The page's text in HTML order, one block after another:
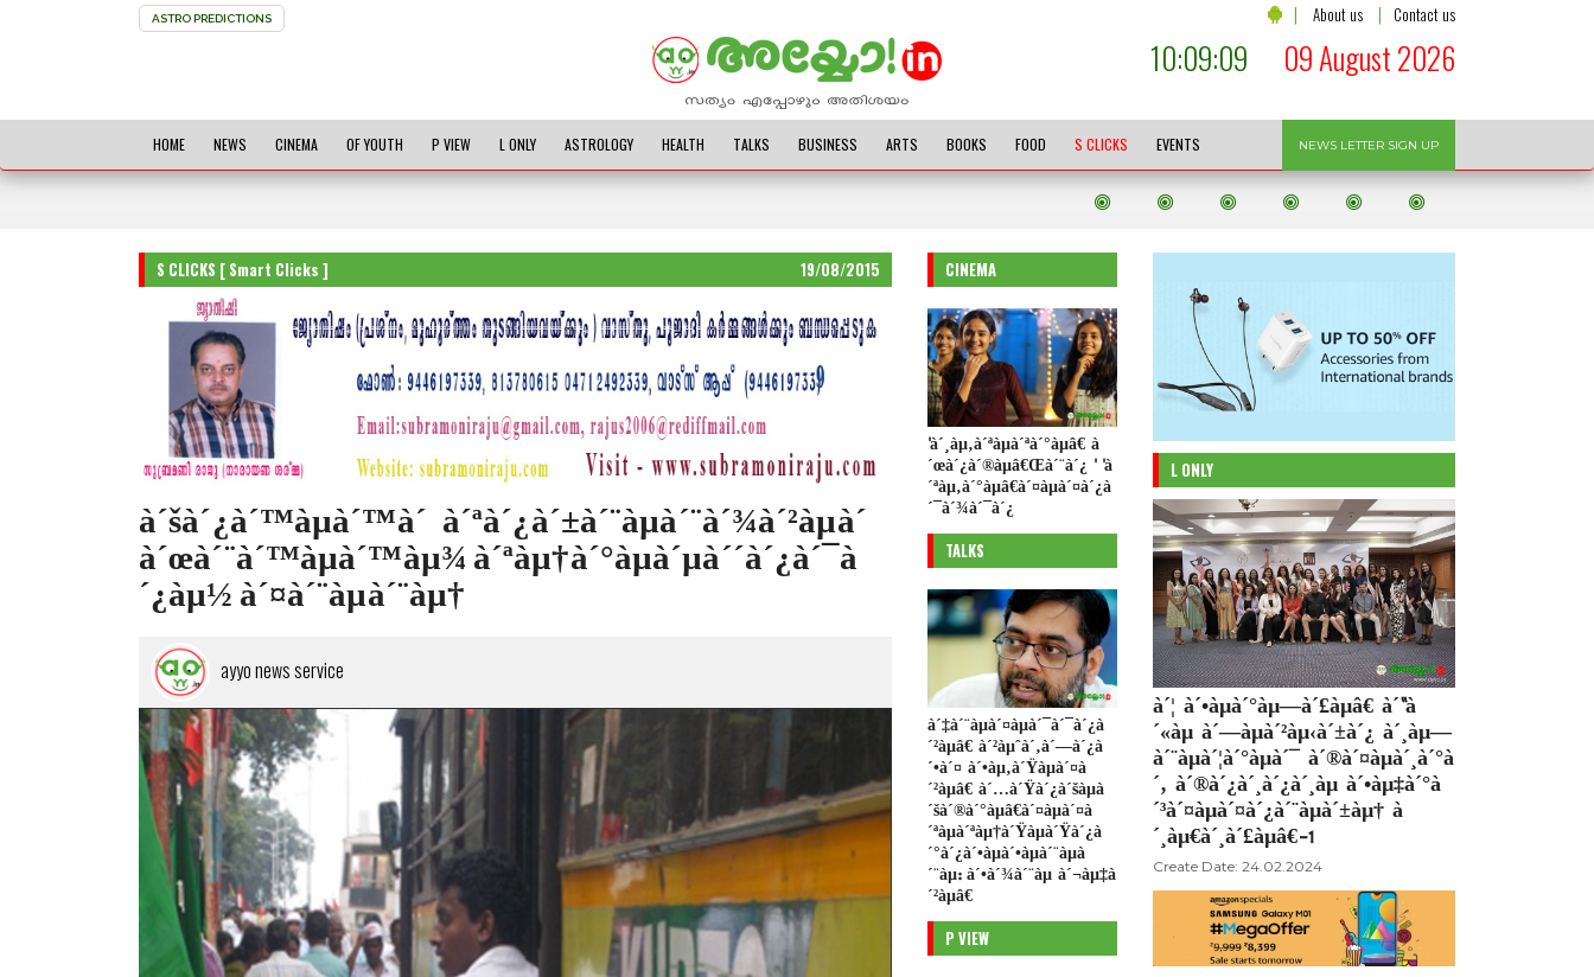
| About us | Contact us
ASTRO PREDICTIONS
10:09:10 09 August 2026
HOME NEWS CINEMA OF YOUTH P VIEW L ONLY ASTROLOGY HEALTH TALKS BUSINESS ARTS BOOKS FOOD S CLICKS EVENTS NEWS LETTER SIGN UP
S CLICKS [ Smart Clicks ] 19/08/2015
à´šà´¿à´™àµà´™à´‚ à´ªà´¿à´±à´¨àµà´¨à´¾à´²àµà´‚
à´œà´¨à´™àµà´™àµ¾ à´ªàµ†à´°àµà´µà´´à´¿à´¯à
´¿àµ½ à´¤à´¨àµà´¨àµ†
ayyo news service
CINEMA
'à´¸àµ‚à´ªàµà´ªà´°àµâ€ à
´œà´¿à´®àµâ€Œà´¨à´¿ ' 'à
´ªàµ‚à´°àµâ€à´¤àµà´¤à´¿à
´¯à´¾à´¯à´¿
TALKS
à´‡à´¨àµà´¤àµà´¯à´¯à´¿à
´²àµâ€ à´²àµˆà´‚à´—à´¿à
´•à´¤ à´•àµ‚à´Ÿàµà´¤à
´²àµâ€ à´…à´Ÿà´¿à´šàµà
´šà´®à´°àµâ€à´¤àµà´¤à
´ªàµà´ªàµ†à´Ÿàµà´Ÿà´¿à
´°à´¿à´•àµà´•àµà´¨àµà
´¨àµ: à´•à´¾à´¨àµ à´¬àµ‡à
´²àµâ€
P VIEW
L ONLY
à´¦ à´•àµà´°àµ—à´£àµâ€ à´“à
´«àµ à´—àµà´²àµ‹à´±à´¿ à´¸àµ—
à´¨àµà´¦à´°àµà´¯ à´®à´¤àµà´¸à´°à
´‚ à´®à´¿à´¸à´¿à´¸àµ à´•àµ‡à´°à
´³à´¤àµà´¤à´¿à´¨àµà´±àµ† à
´¸àµ€à´¸à´£àµâ€-1
Create Date: 24.02.2024